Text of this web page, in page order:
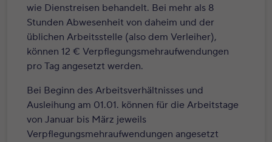
wie Dienstreisen behandelt. Bei mehr als 8
Stunden Abwesenheit von daheim und der
üblichen Arbeitsstelle (also dem Verleiher),
können 12 € Verpflegungsmehraufwendungen
pro Tag angesetzt werden.
Bei Beginn des Arbeitsverhältnisses und
Ausleihung am 01.01. können für die Arbeitstage
von Januar bis März jeweils
Verpflegungsmehraufwendungen angesetzt